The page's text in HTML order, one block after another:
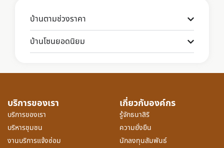
บ้านตามช่วงราคา
บ้านโซนยอดนิยม
บริการของเรา
บริการของเรา
บริหารชุมชน
งานบริการแจ้งซ่อม
เกี่ยวกับองค์กร
รู้จักธนาสิริ
ความยั่งยืน
นักลงทุนสัมพันธ์